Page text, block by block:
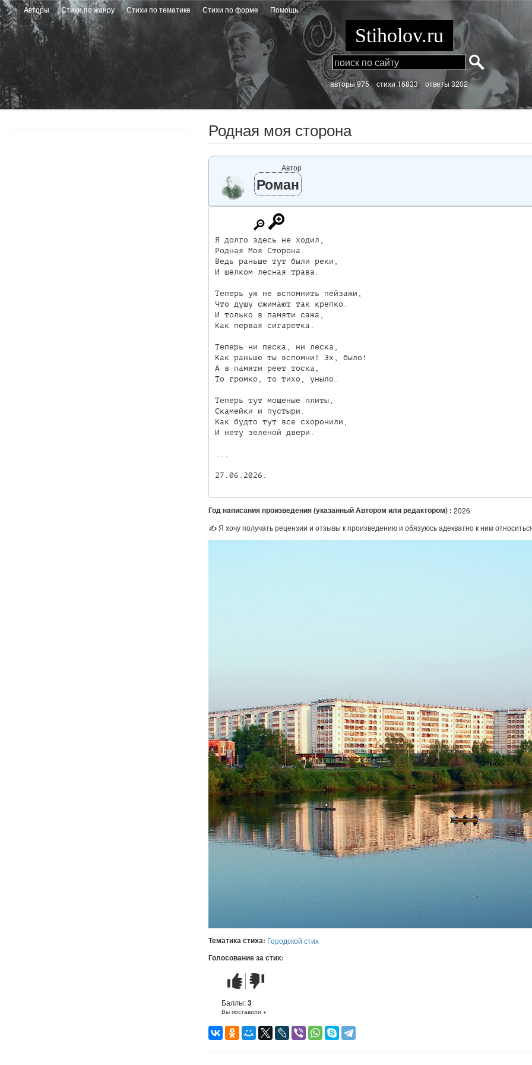
Перейти
к
основному
содержанию
Авторы Стихи по жанру Стихи по тематике Стихи по форме Помощь
Stiholov.ru
aвторы 975 стихи16833 ответы 3202
Родная моя сторона
Автор
Роман
Я долго здесь не ходил,
Родная Моя Сторона.
Ведь раньше тут были реки,
И шелком лесная трава.
Теперь уж не вспомнить пейзажи,
Что душу сжимают так крепко.
И только в памяти сажа,
Как первая сигаретка.
Теперь ни песка, ни леска,
Как раньше ты вспомни! Эх, было!
А в памяти реет тоска,
То громко, то тихо, уныло.
Теперь тут мощеные плиты,
Скамейки и пустыри.
Как будто тут все схоронили,
И нету зеленой двери.
...
27.06.2026.
Год написания произведения (указанный Автором или редактором) : 2026
✍ Я хочу получать рецензии и отзывы к произведению и обязуюсь адекватно к ним
Тематика стиха: Городской стих
Голосование за стих:
Стих
понравился
Стих
не
понравился
Баллы:3
Вы поставили +